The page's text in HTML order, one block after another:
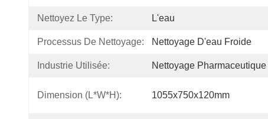
Nettoyez Le Type: L'eau
Processus De Nettoyage: Nettoyage D'eau Froide
Industrie Utilisée: Nettoyage Pharmaceutique
Dimension (L*W*H): 1055x750x120mm